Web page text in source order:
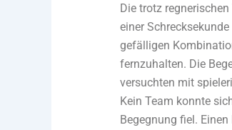
Die trotz
einer
gefälligen
fernzuhalten. Die
versuchten mit
Kein Team konnte
Begegnung fiel.